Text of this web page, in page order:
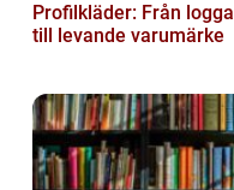
Profilkläder: Från logga
till levande varumärke